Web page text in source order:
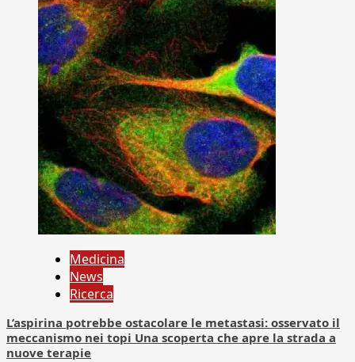
Medicina
News
Ricerca
L’aspirina potrebbe ostacolare le metastasi: osservato il
meccanismo nei topi Una scoperta che apre la strada a
nuove terapie